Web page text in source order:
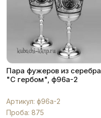
Пара фужеров из серебра
"С гербом", ф96а-2
Артикул: ф96а-2
Проба: 875